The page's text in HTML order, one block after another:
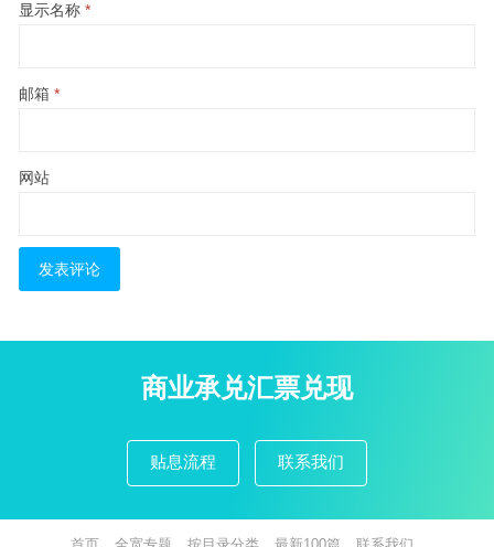
显示名称 *
邮箱 *
网站
商业承兑汇票兑现
贴息流程 联系我们